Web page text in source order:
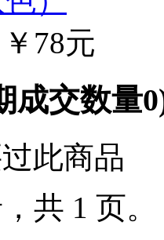
￥78元
成交数量0
此商品
共 1 页。